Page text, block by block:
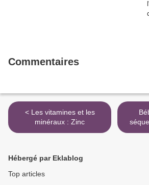
Commentaires
< Les vitamines et les
minéraux : Zinc
Hébergé par Eklablog
Top articles